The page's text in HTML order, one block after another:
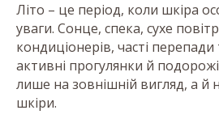
Літо – це період, коли шкіра
уваги. Сонце, спека, сухе
кондиціонерів, часті
активні прогулянки й
лише на зовнішній вигляд, а й
шкіри.